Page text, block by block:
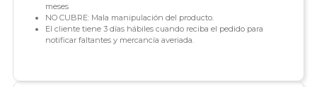
meses
NO CUBRE: Mala manipulación del producto.
El cliente tiene 3 días hábiles cuando reciba el pedido para
notificar faltantes y mercancía averiada.